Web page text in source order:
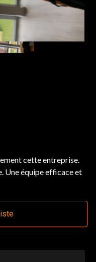
cette entreprise.
Une équipe efficace et